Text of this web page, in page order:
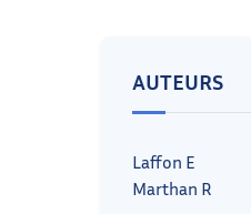
AUTEURS
Laffon E
Marthan R